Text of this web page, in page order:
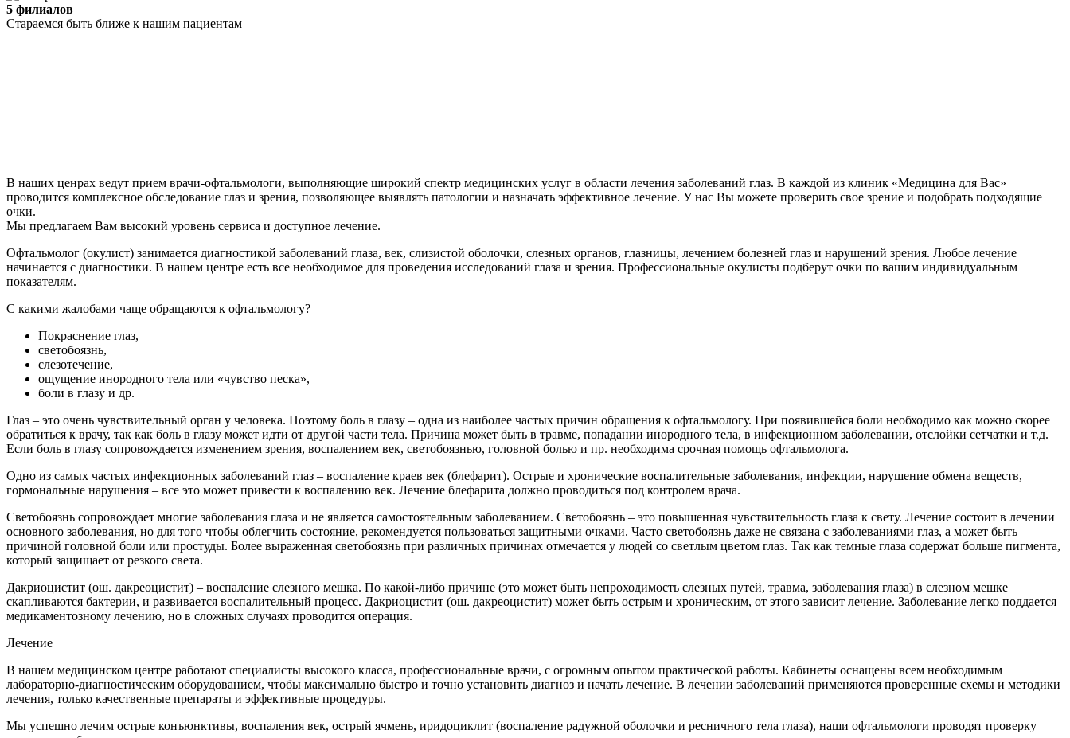
5 филиалов
Стараемся быть ближе к нашим пациентам
В наших ценрах ведут прием врачи-офтальмологи, выполняющие широкий спектр медицинских услуг в области лечения заболеваний глаз. В каждой из клиник «Медицина для Вас»
проводится комплексное обследование глаз и зрения, позволяющее выявлять патологии и назначать эффективное лечение. У нас Вы можете проверить свое зрение и подобрать подходящие
очки.
Мы предлагаем Вам высокий уровень сервиса и доступное лечение.
Офтальмолог (окулист) занимается диагностикой заболеваний глаза, век, слизистой оболочки, слезных органов, глазницы, лечением болезней глаз и нарушений зрения. Любое лечение
начинается с диагностики. В нашем центре есть все необходимое для проведения исследований глаза и зрения. Профессиональные окулисты подберут очки по вашим индивидуальным
показателям.
С какими жалобами чаще обращаются к офтальмологу?
Покраснение глаз,
светобоязнь,
слезотечение,
ощущение инородного тела или «чувство песка»,
боли в глазу и др.
Глаз – это очень чувствительный орган у человека. Поэтому боль в глазу – одна из наиболее частых причин обращения к офтальмологу. При появившейся боли необходимо как можно скорее
обратиться к врачу, так как боль в глазу может идти от другой части тела. Причина может быть в травме, попадании инородного тела, в инфекционном заболевании, отслойки сетчатки и т.д.
Если боль в глазу сопровождается изменением зрения, воспалением век, светобоязнью, головной болью и пр. необходима срочная помощь офтальмолога.
Одно из самых частых инфекционных заболеваний глаз – воспаление краев век (блефарит). Острые и хронические воспалительные заболевания, инфекции, нарушение обмена веществ,
гормональные нарушения – все это может привести к воспалению век. Лечение блефарита должно проводиться под контролем врача.
Светобоязнь сопровождает многие заболевания глаза и не является самостоятельным заболеванием. Светобоязнь – это повышенная чувствительность глаза к свету. Лечение состоит в лечении
основного заболевания, но для того чтобы облегчить состояние, рекомендуется пользоваться защитными очками. Часто светобоязнь даже не связана с заболеваниями глаз, а может быть
причиной головной боли или простуды. Более выраженная светобоязнь при различных причинах отмечается у людей со светлым цветом глаз. Так как темные глаза содержат больше пигмента,
который защищает от резкого света.
Дакриоцистит (ош. дакреоцистит) – воспаление слезного мешка. По какой-либо причине (это может быть непроходимость слезных путей, травма, заболевания глаза) в слезном мешке
скапливаются бактерии, и развивается воспалительный процесс. Дакриоцистит (ош. дакреоцистит) может быть острым и хроническим, от этого зависит лечение. Заболевание легко поддается
медикаментозному лечению, но в сложных случаях проводится операция.
Лечение
В нашем медицинском центре работают специалисты высокого класса, профессиональные врачи, с огромным опытом практической работы. Кабинеты оснащены всем необходимым
лабораторно-диагностическим оборудованием, чтобы максимально быстро и точно установить диагноз и начать лечение. В лечении заболеваний применяются проверенные схемы и методики
лечения, только качественные препараты и эффективные процедуры.
Мы успешно лечим острые конъюнктивы, воспаления век, острый ячмень, иридоциклит (воспаление радужной оболочки и ресничного тела глаза), наши офтальмологи проводят проверку